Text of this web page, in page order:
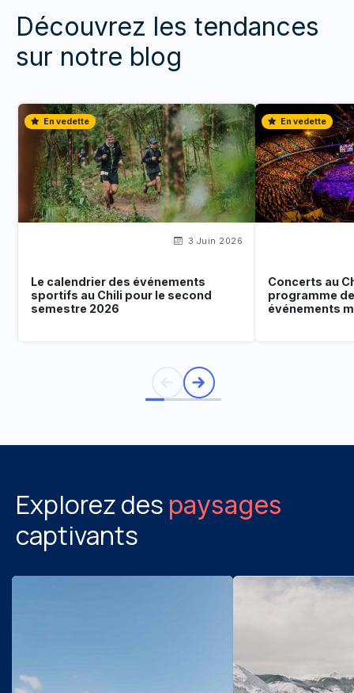
Découvrez les tendances
sur notre blog
En vedette
3 Juin 2026
Le calendrier des événements
sportifs au Chili pour le second
semestre 2026
En vedette
Concerts au
programme
événements
Explorez des paysages
captivants